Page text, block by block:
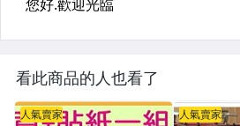
看此商品的人也看了
人氣賣家 人氣賣家